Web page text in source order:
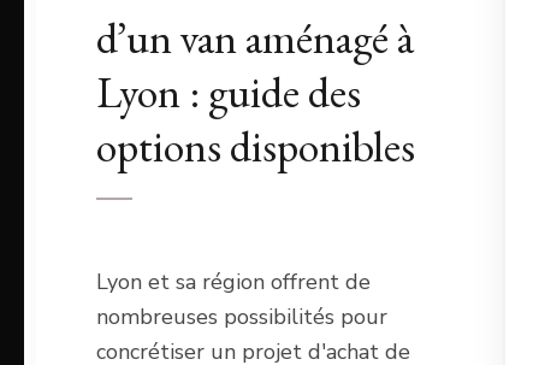
d’un van aménagé à
Lyon : guide des
options disponibles
Lyon et sa région offrent de
nombreuses possibilités pour
concrétiser un projet d'achat de